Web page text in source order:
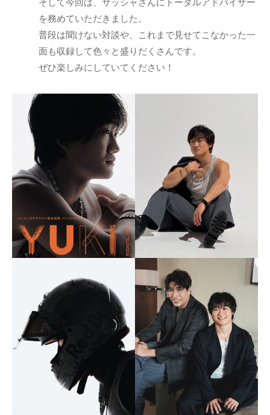
そして今回は、サッシャさんにトータルアドバイザー
を務めていただきました。
普段は聞けない対談や、これまで見せてこなかった一
面も収録して色々と盛りだくさんです。
ぜひ楽しみにしていてください！